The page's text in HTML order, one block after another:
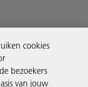
cookies
bezoekers
van jouw